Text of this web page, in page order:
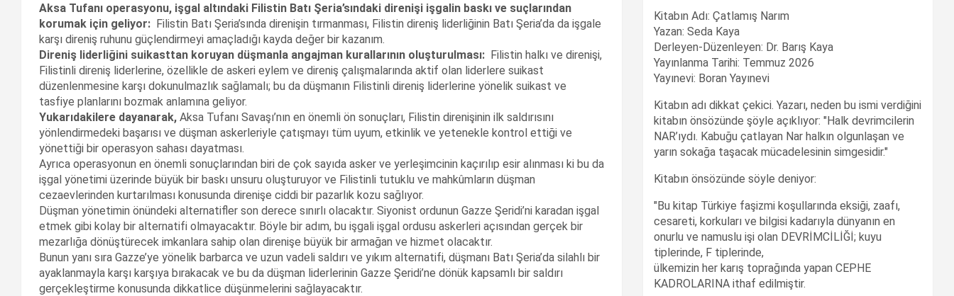
Aksa Tufanı operasyonu, işgal altındaki Filistin Batı Şeria’sındaki direnişi işgalin baskı ve suçlarından
korumak için geliyor: Filistin Batı Şeria’sında direnişin tırmanması, Filistin direniş liderliğinin Batı Şeria’da da işgale
karşı direniş ruhunu güçlendirmeyi amaçladığı kayda değer bir kazanım.
Direniş liderliğini suikasttan koruyan düşmanla angajman kurallarının oluşturulması: Filistin halkı ve direnişi,
Filistinli direniş liderlerine, özellikle de askeri eylem ve direniş çalışmalarında aktif olan liderlere suikast
düzenlenmesine karşı dokunulmazlık sağlamalı; bu da düşmanın Filistinli direniş liderlerine yönelik suikast ve
tasfiye planlarını bozmak anlamına geliyor.
Yukarıdakilere dayanarak, Aksa Tufanı Savaşı’nın en önemli ön sonuçları, Filistin direnişinin ilk saldırısını
yönlendirmedeki başarısı ve düşman askerleriyle çatışmayı tüm uyum, etkinlik ve yetenekle kontrol ettiği ve
yönettiği bir operasyon sahası dayatması.
Ayrıca operasyonun en önemli sonuçlarından biri de çok sayıda asker ve yerleşimcinin kaçırılıp esir alınması ki bu da
işgal yönetimi üzerinde büyük bir baskı unsuru oluşturuyor ve Filistinli tutuklu ve mahkûmların düşman
cezaevlerinden kurtarılması konusunda direnişe ciddi bir pazarlık kozu sağlıyor.
Düşman yönetimin önündeki alternatifler son derece sınırlı olacaktır. Siyonist ordunun Gazze Şeridi’ni karadan işgal
etmek gibi kolay bir alternatifi olmayacaktır. Böyle bir adım, bu işgali işgal ordusu askerleri açısından gerçek bir
mezarlığa dönüştürecek imkanlara sahip olan direnişe büyük bir armağan ve hizmet olacaktır.
Bunun yanı sıra Gazze’ye yönelik barbarca ve uzun vadeli saldırı ve yıkım alternatifi, düşmanı Batı Şeria’da silahlı bir
ayaklanmayla karşı karşıya bırakacak ve bu da düşman liderlerinin Gazze Şeridi’ne dönük kapsamlı bir saldırı
gerçekleştirme konusunda dikkatlice düşünmelerini sağlayacaktır.
Kitabın Adı: Çatlamış Narım
Yazan: Seda Kaya
Derleyen-Düzenleyen: Dr. Barış Kaya
Yayınlanma Tarihi: Temmuz 2026
Yayınevi: Boran Yayınevi
Kitabın adı dikkat çekici. Yazarı, neden bu ismi verdiğini
kitabın önsözünde şöyle açıklıyor: "Halk devrimcilerin
NAR’ıydı. Kabuğu çatlayan Nar halkın olgunlaşan ve
yarın sokağa taşacak mücadelesinin simgesidir."
Kitabın önsözünde söyle deniyor:
"Bu kitap Türkiye faşizmi koşullarında eksiği, zaafı,
cesareti, korkuları ve bilgisi kadarıyla dünyanın en
onurlu ve namuslu işi olan DEVRİMCİLİĞİ; kuyu
tiplerinde, F tiplerinde,
ülkemizin her karış toprağında yapan CEPHE
KADROLARINA ithaf edilmiştir.